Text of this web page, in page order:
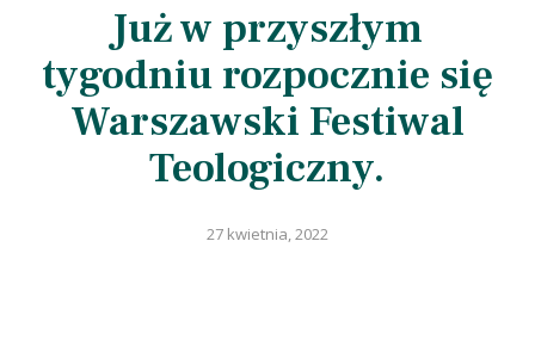
Już w przyszłym
tygodniu rozpocznie się
Warszawski Festiwal
Teologiczny.
27 kwietnia, 2022